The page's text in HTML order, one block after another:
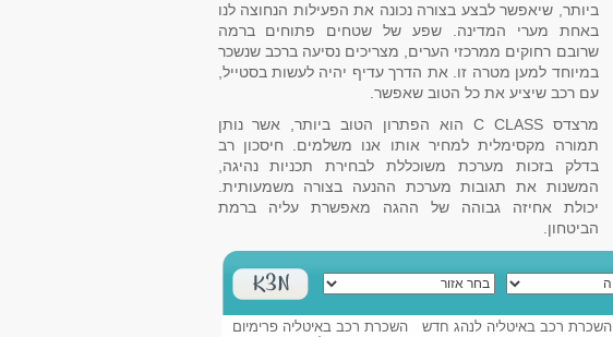
ביותר, שיאפשר לבצע בצורה נכונה את הפעילות הנחוצה לנו
באחת מערי המדינה. שפע של שטחים פתוחים ברמה
שרובם רחוקים ממרכזי הערים, מצריכים נסיעה ברכב שנשכר
במיוחד למען מטרה זו. את הדרך עדיף יהיה לעשות בסטייל,
עם רכב שיציע את כל הטוב שאפשר.
מרצדס C CLASS הוא הפתרון הטוב ביותר, אשר נותן
תמורה מקסימלית למחיר אותו אנו משלמים. חיסכון רב
בדלק בזכות מערכת משוכללת לבחירת תכניות נהיגה,
המשנות את תגובות מערכת ההנעה בצורה משמעותית.
יכולת אחיזה גבוהה של ההגה מאפשרת עליה ברמת
הביטחון.
השכרת רכב באיטליה לנהג חדש
השכרת רכב באיטליה פרימיום